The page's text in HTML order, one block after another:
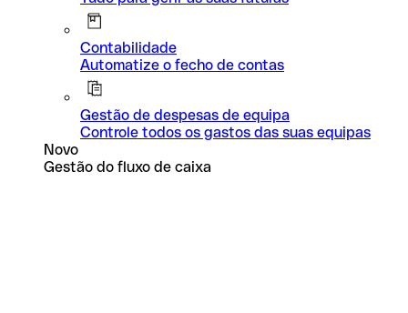
Contabilidade
Automatize o fecho de contas
Gestão de despesas de equipa
Controle todos os gastos das suas equipas
Novo
Gestão do fluxo de caixa